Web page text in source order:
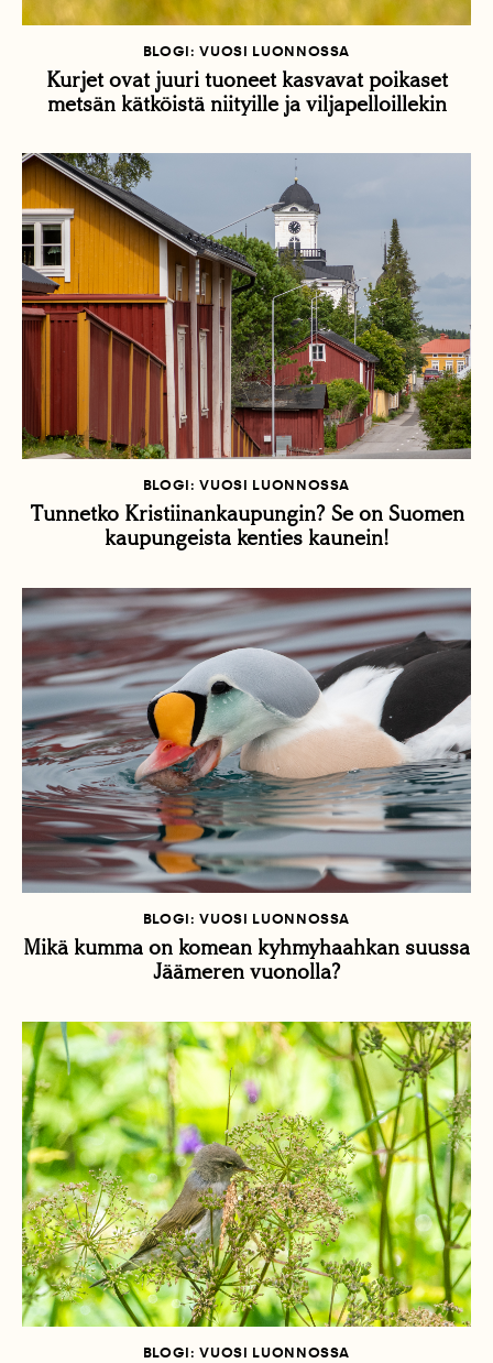
BLOGI: VUOSI LUONNOSSA
Kurjet ovat juuri tuoneet kasvavat poikaset
metsän kätköistä niityille ja viljapelloillekin
BLOGI: VUOSI LUONNOSSA
Tunnetko Kristiinankaupungin? Se on Suomen
kaupungeista kenties kaunein!
BLOGI: VUOSI LUONNOSSA
Mikä kumma on komean kyhmyhaahkan suussa
Jäämeren vuonolla?
BLOGI: VUOSI LUONNOSSA